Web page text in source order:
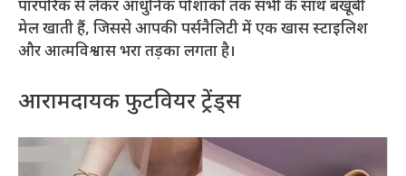
पारंपरिक से लेकर आधुनिक पोशाकों तक सभी के साथ बखूबी
मेल खाती हैं, जिससे आपकी पर्सनैलिटी में एक खास स्टाइलिश
और आत्मविश्वास भरा तड़का लगता है।
आरामदायक फुटवियर ट्रेंड्स